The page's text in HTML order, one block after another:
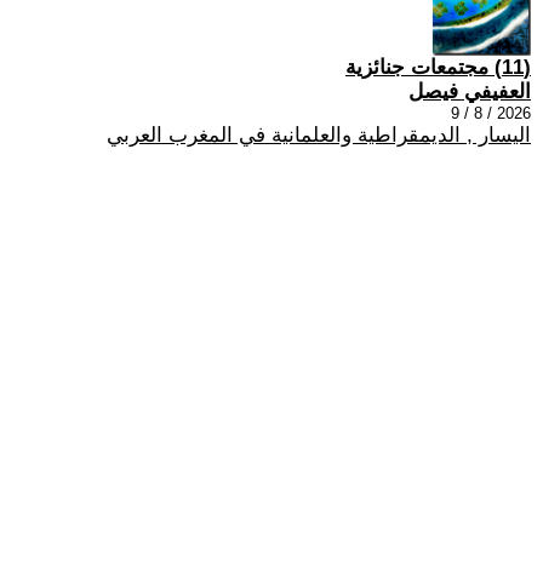
(11) مجتمعات جنائزية
العفيفي فيصل
2026 / 8 / 9
اليسار , الديمقراطية والعلمانية في المغرب العربي